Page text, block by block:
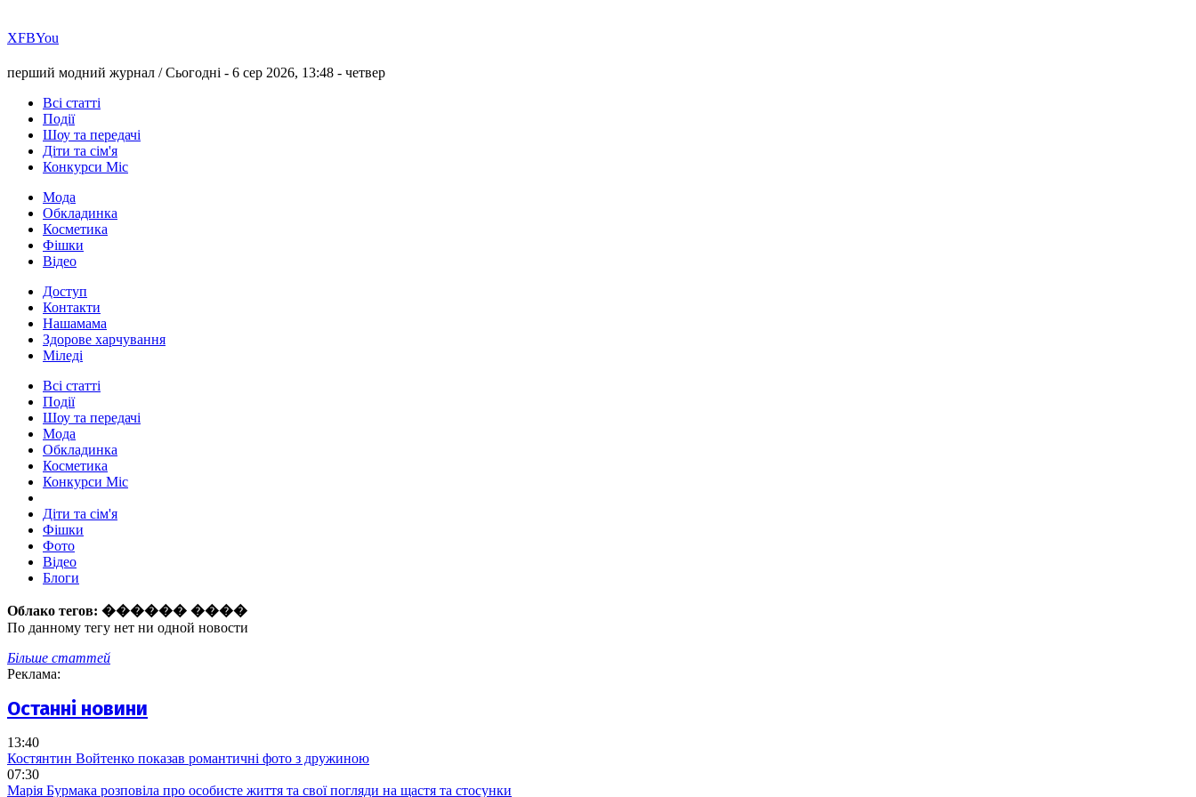
ХFBYou
перший модний журнал /Сьогодні - 6 сер 2026, 13:48 - четвер
Всі статті
Події
Шоу та передачі
Діти та сім'я
Конкурси Міс
Мода
Обкладинка
Косметика
Фішки
Відео
Доступ
Контакти
Нашамама
Здорове харчування
Міледі
Всі статті
Події
Шоу та передачі
Мода
Обкладинка
Косметика
Конкурси Міс
Діти та сім'я
Фішки
Фото
Відео
Блоги
Облако тегов: ������ ����
По данному тегу нет ни одной новости
Більше статтей
Реклама:
Останні новини
13:40
Костянтин Войтенко показав романтичні фото з дружиною
07:30
Марія Бурмака розповіла про особисте життя та свої погляди на щастя та стосунки